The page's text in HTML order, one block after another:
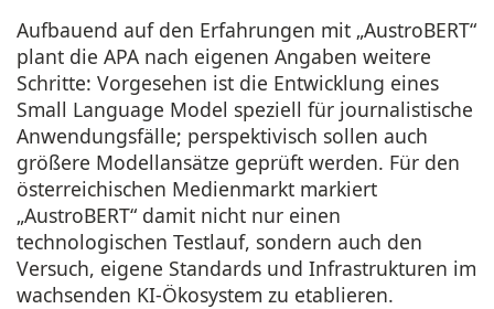
Aufbauend auf den Erfahrungen mit „AustroBERT“
plant die APA nach eigenen Angaben weitere
Schritte: Vorgesehen ist die Entwicklung eines
Small Language Model speziell für journalistische
Anwendungsfälle; perspektivisch sollen auch
größere Modellansätze geprüft werden. Für den
österreichischen Medienmarkt markiert
„AustroBERT“ damit nicht nur einen
technologischen Testlauf, sondern auch den
Versuch, eigene Standards und Infrastrukturen im
wachsenden KI-Ökosystem zu etablieren.